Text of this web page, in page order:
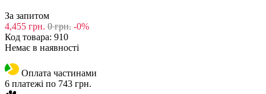
За запитом
4,455 грн. 0 грн. -0%
Код товара: 910
Немає в наявності
Оплата частинами
6 платежі по 743 грн.